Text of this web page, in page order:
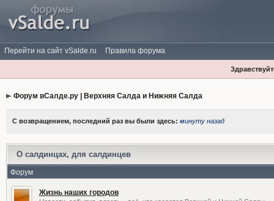
Перейти на сайт vSalde.ru Правила форума
Форум вСалде.ру | Верхняя Салда и Нижняя Салда
С возвращением, последний раз вы были здесь: минуту назад
О салдинцах, для салдинцев
Форум
Жизнь наших городов